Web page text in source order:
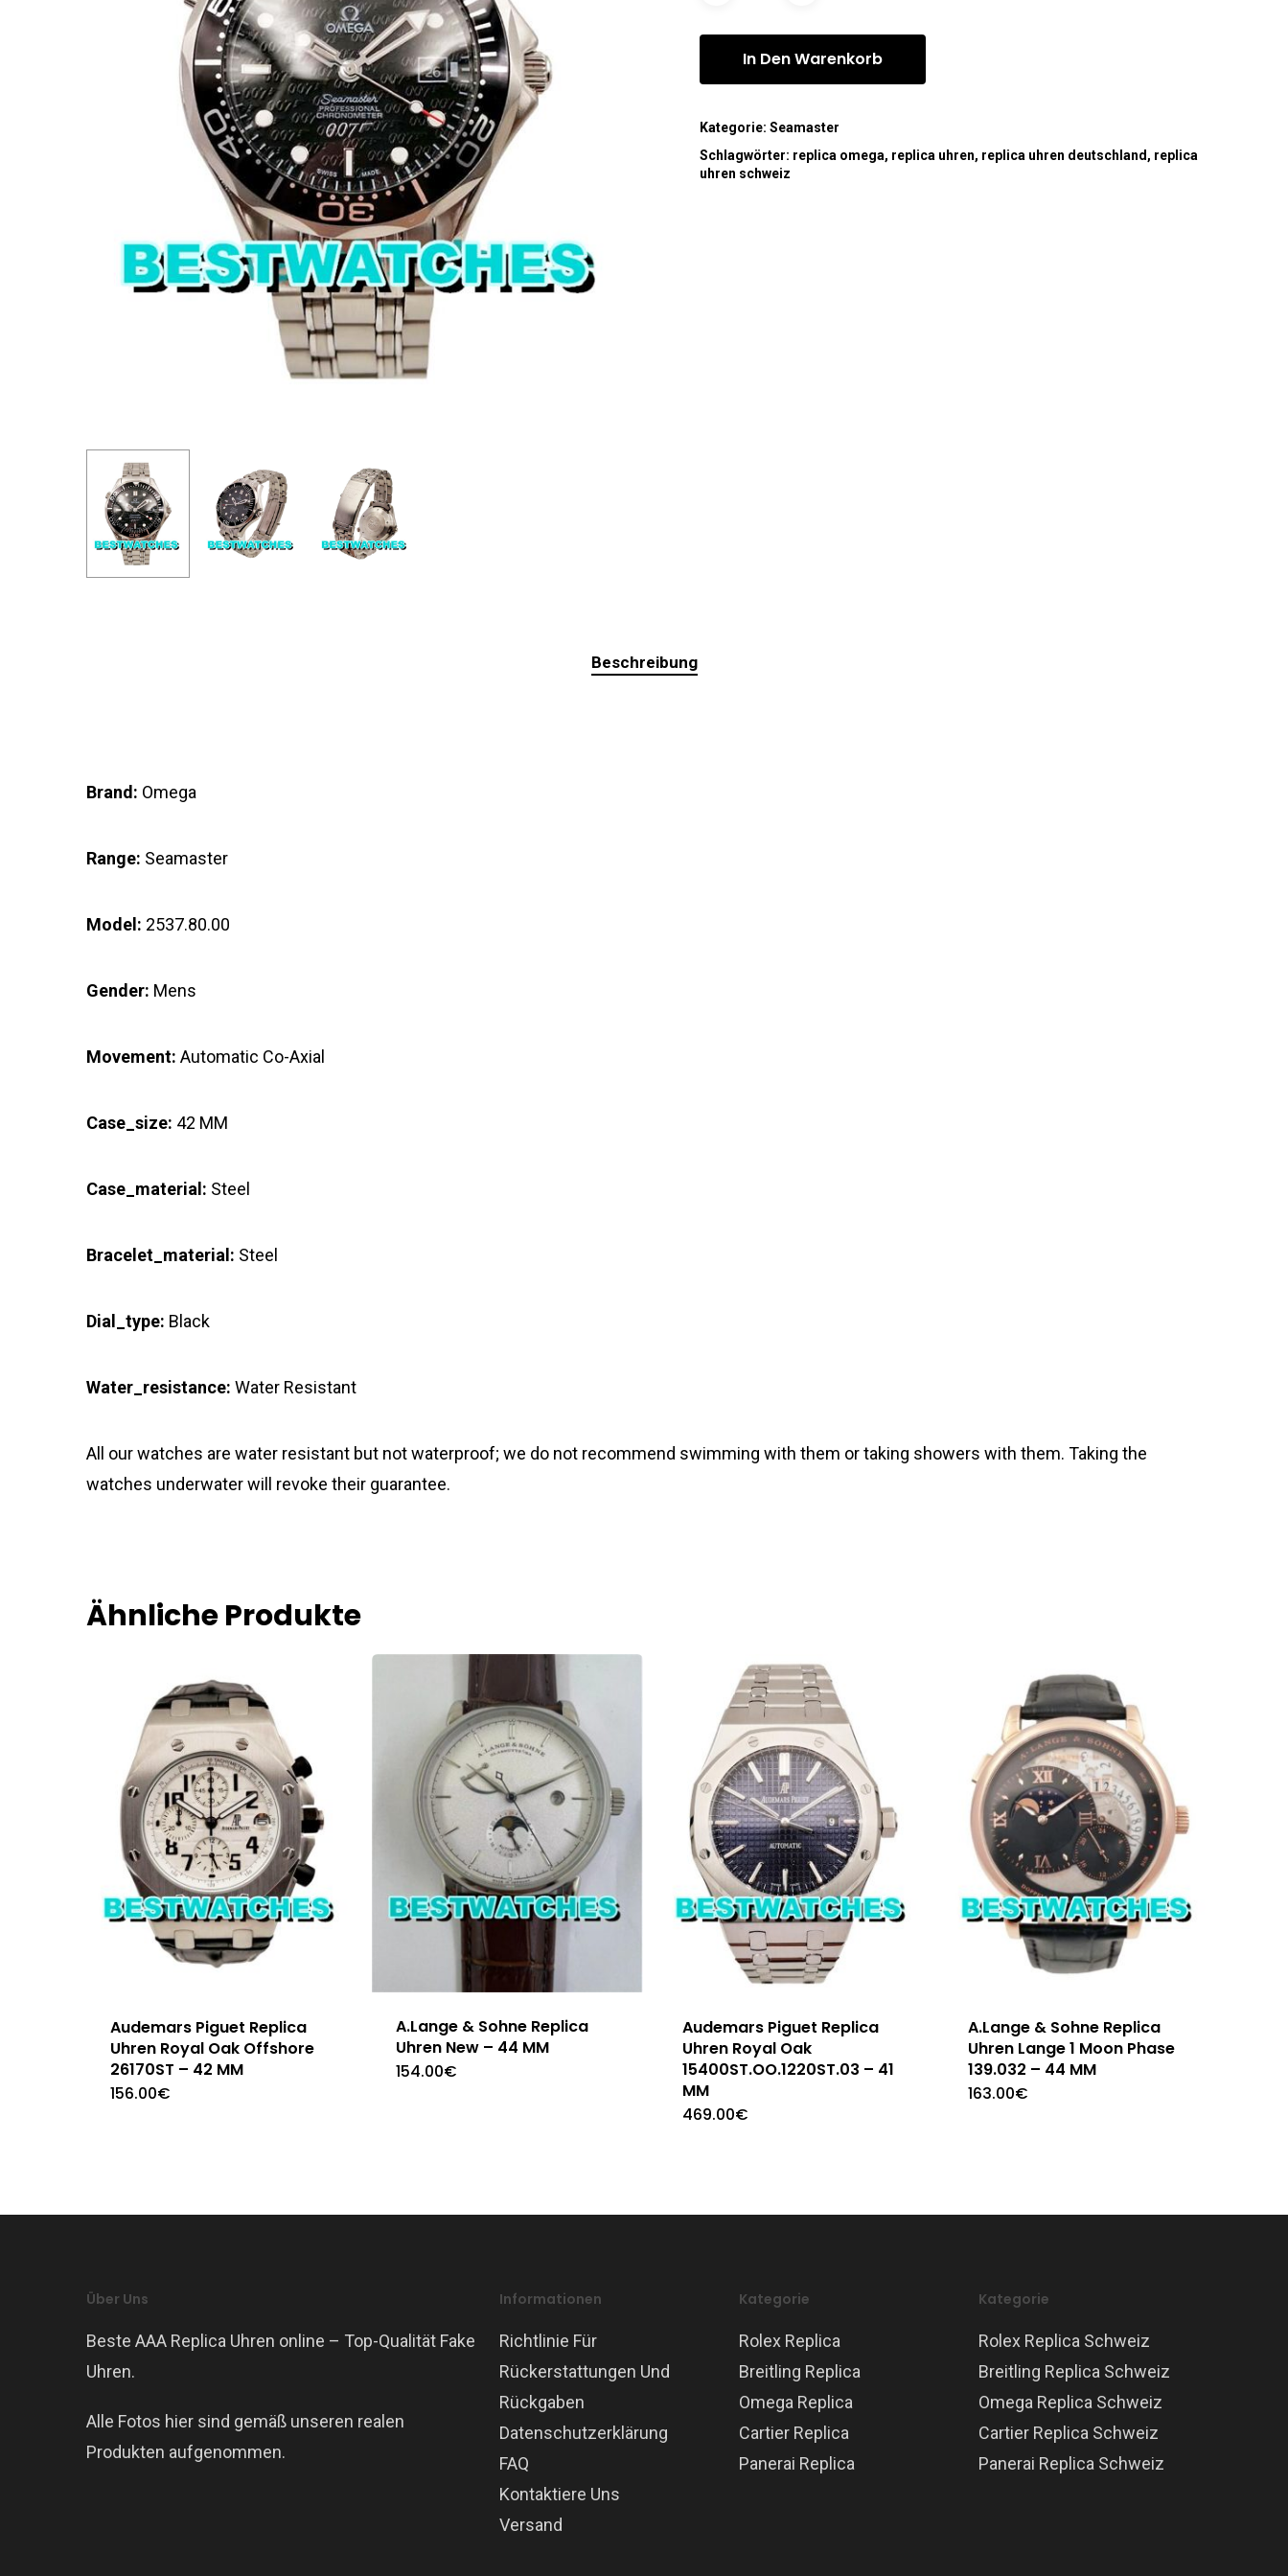
In Den Warenkorb
Kategorie:Seamaster
Schlagwörter: replica omega, replica uhren, replica uhren deutschland , replica
uhren schweiz
Beschreibung
Brand: Omega
Range: Seamaster
Model: 2537.80.00
Gender: Mens
Movement: Automatic Co-Axial
Case_size: 42 MM
Case_material: Steel
Bracelet_material: Steel
Dial_type: Black
Water_resistance: Water Resistant
All our watches are water resistant but not waterproof; we do not recommend swimming with them or taking showers with them. Taking the
watches underwater will revoke their guarantee.
Ähnliche Produkte
Audemars Piguet Replica
Uhren Royal Oak Offshore
26170ST – 42 MM
156.00€
A.Lange & Sohne Replica
Uhren New – 44 MM
154.00€
Audemars Piguet Replica
Uhren Royal Oak
15400ST.OO.1220ST.03 – 41
MM
469.00€
A.Lange & Sohne Replica
Uhren Lange 1 Moon Phase
139.032 – 44 MM
163.00€
Über Uns
Beste AAA Replica Uhren online – Top-Qualität Fake
Uhren.
Alle Fotos hier sind gemäß unseren realen
Produkten aufgenommen.
Informationen
Richtlinie Für
Rückerstattungen Und
Rückgaben
Datenschutzerklärung
FAQ
Kontaktiere Uns
Versand
Kategorie
Rolex Replica
Breitling Replica
Omega Replica
Cartier Replica
Panerai Replica
Kategorie
Rolex Replica Schweiz
Breitling Replica Schweiz
Omega Replica Schweiz
Cartier Replica Schweiz
Panerai Replica Schweiz